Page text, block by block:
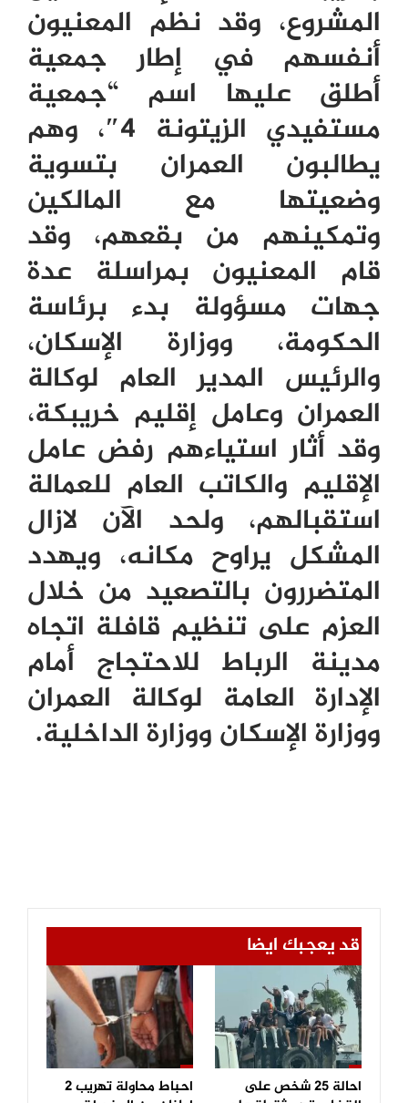
المشروع، وقد نظم المعنيون
أنفسهم في إطار جمعية
أطلق عليها اسم “جمعية
مستفيدي الزيتونة 4″، وهم
يطالبون العمران بتسوية
وضعيتها مع المالكين
وتمكينهم من بقعهم، وقد
قام المعنيون بمراسلة عدة
جهات مسؤولة بدء برئاسة
الحكومة، ووزارة الإسكان،
والرئيس المدير العام لوكالة
العمران وعامل إقليم خريبكة،
وقد أثار استياءهم رفض عامل
الإقليم والكاتب العام للعمالة
استقبالهم، ولحد الآن لازال
المشكل يراوح مكانه، ويهدد
المتضررون بالتصعيد من خلال
العزم على تنظيم قافلة اتجاه
مدينة الرباط للاحتجاج أمام
الإدارة العامة لوكالة العمران
ووزارة الإسكان ووزارة الداخلية.
قد يعجبك ايضا
احالة 25 شخص على
احباط محاولة تهريب 2